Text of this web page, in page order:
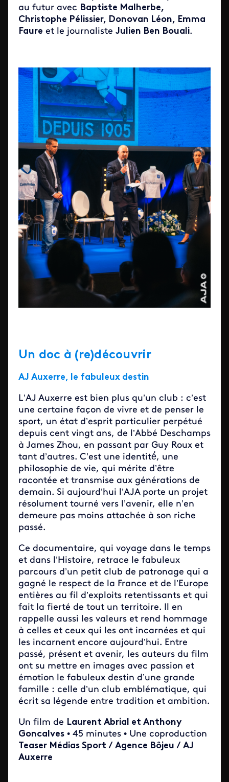
au futur avec Baptiste Malherbe,
Christophe Pélissier, Donovan Léon, Emma
Faure et le journaliste Julien Ben Bouali.
Un doc à (re)découvrir
AJ Auxerre, le fabuleux destin
L’AJ Auxerre est bien plus qu’un club : c’est
une certaine façon de vivre et de penser le
sport, un état d’esprit particulier perpétué
depuis cent vingt ans, de l’Abbé Deschamps
à James Zhou, en passant par Guy Roux et
tant d’autres. C’est une identité́, une
philosophie de vie, qui mérite d’être
racontée et transmise aux générations de
demain. Si aujourd’hui l’AJA porte un projet
résolument tourné vers l’avenir, elle n’en
demeure pas moins attachée à son riche
passé.
Ce documentaire, qui voyage dans le temps
et dans l’Histoire, retrace le fabuleux
parcours d’un petit club de patronage qui a
gagné le respect de la France et de l’Europe
entières au fil d’exploits retentissants et qui
fait la fierté de tout un territoire. Il en
rappelle aussi les valeurs et rend hommage
à celles et ceux qui les ont incarnées et qui
les incarnent encore aujourd’hui. Entre
passé, présent et avenir, les auteurs du film
ont su mettre en images avec passion et
émotion le fabuleux destin d’une grande
famille : celle d’un club emblématique, qui
écrit sa légende entre tradition et ambition.
Un film de Laurent Abrial et Anthony
Goncalves • 45 minutes • Une coproduction
Teaser Médias Sport / Agence Bôjeu / AJ
Auxerre